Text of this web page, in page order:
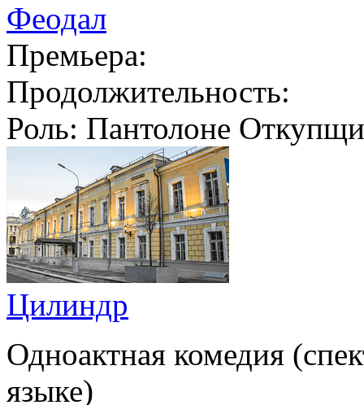
Феодал
Премьера:
Продолжительность:
Роль: Пантолоне
Цилиндр
Одноактная комедия
языке)